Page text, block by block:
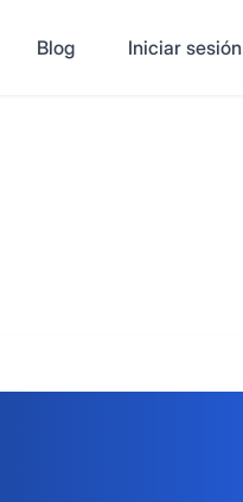
Blog Iniciar sesión